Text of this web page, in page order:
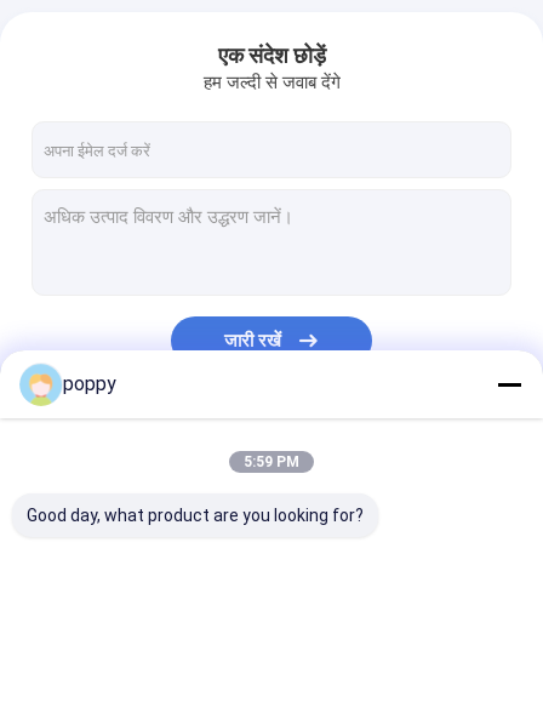
स्टेनलेस स्टील Reducer
जाली पाइप फिटिंग
सहज स्टेनलेस स्टील पाइप
एक संदेश छोड़ें
हम जल्दी से जवाब देंगे
जारी रखें
poppy
5:59 PM
Good day, what product are you looking for?